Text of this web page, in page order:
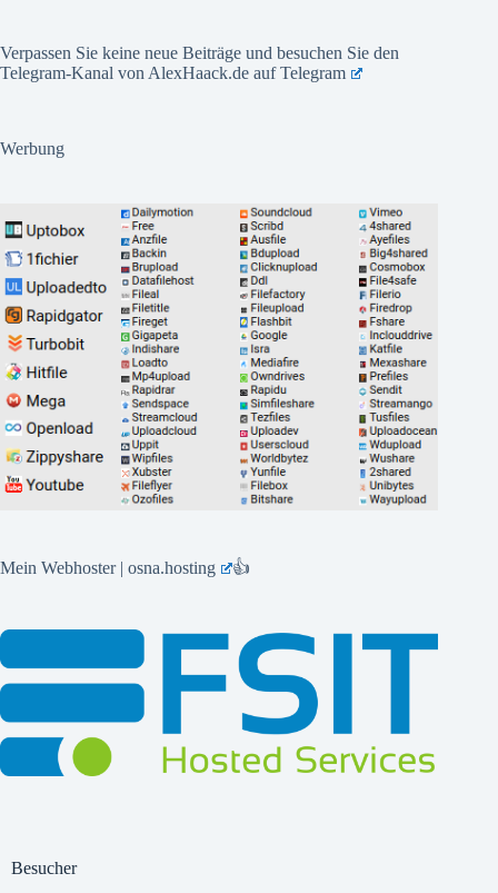
Verpassen Sie keine neue Beiträge und besuchen Sie den
Telegram-Kanal von AlexHaack.de aufTelegram
Werbung
Mein Webhoster | osna.hosting 👍
Besucher